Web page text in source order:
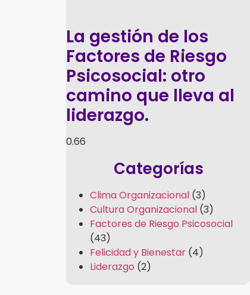
La gestión de los
Factores de Riesgo
Psicosocial: otro
camino que lleva al
liderazgo.
Categorías
Clima Organizacional (3)
Cultura Organizacional (3)
Factores de Riesgo Psicosocial
(43)
Felicidad y Bienestar (4)
Liderazgo (2)